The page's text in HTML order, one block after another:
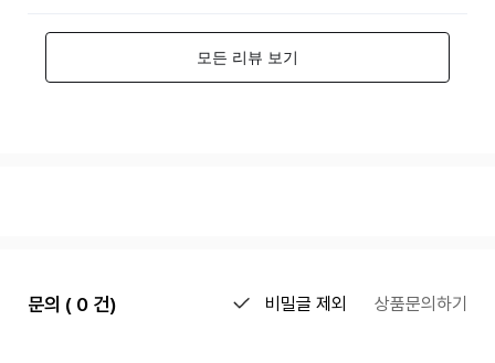
문의 ( 0 건) 비밀글 제외 상품문의하기